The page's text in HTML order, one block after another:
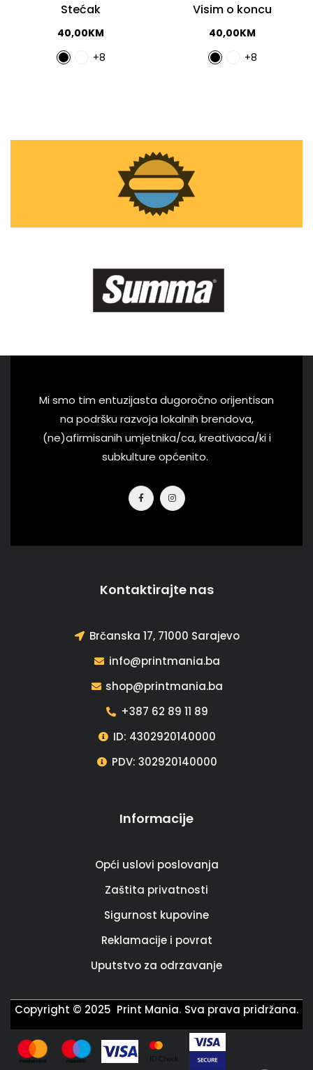
Stećak
40,00KM
+8
Visim o koncu
40,00KM
+8
Mi smo tim entuzijasta dugoročno orijentisan
na podršku razvoja lokalnih brendova,
(ne)afirmisanih umjetnika/ca, kreativaca/ki i
subkulture općenito.
Kontaktirajte nas
Brčanska 17, 71000 Sarajevo
info@printmania.ba
shop@printmania.ba
+387 62 89 11 89
ID: 4302920140000
PDV: 302920140000
Informacije
Opći uslovi poslovanja
Zaštita privatnosti
Sigurnost kupovine
Reklamacije i povrat
Uputstvo za odrzavanje
Copyright © 2025 Print Mania. Sva prava pridržana.